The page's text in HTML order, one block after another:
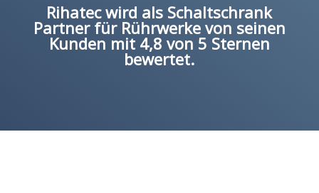
Rihatec wird als Schaltschrank
Partner für Rührwerke von seinen
Kunden mit 4,8 von 5 Sternen
bewertet.